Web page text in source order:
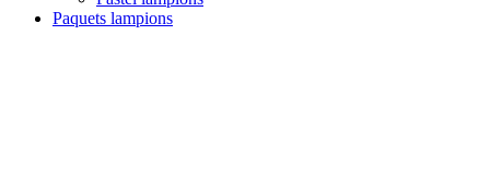
Paquets lampions